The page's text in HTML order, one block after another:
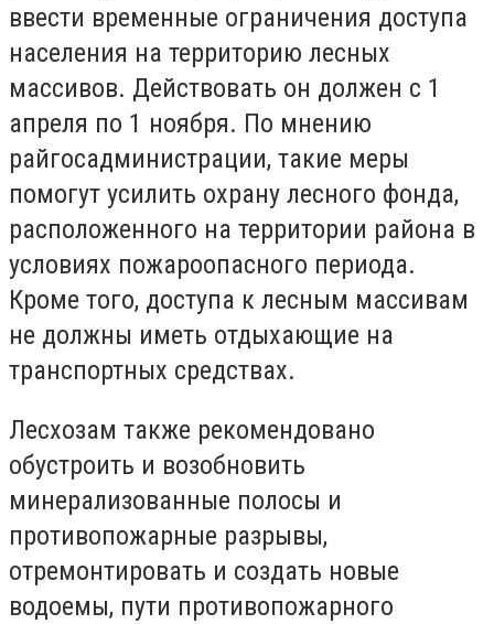
ввести временные ограничения доступа
населения на территорию лесных
массивов. Действовать он должен с 1
апреля по 1 ноября. По мнению
райгосадминистрации, такие меры
помогут усилить охрану лесного фонда,
расположенного на территории района в
условиях пожароопасного периода.
Кроме того, доступа к лесным массивам
не должны иметь отдыхающие на
транспортных средствах.
Лесхозам также рекомендовано
обустроить и возобновить
минерализованные полосы и
противопожарные разрывы,
отремонтировать и создать новые
водоемы, пути противопожарного